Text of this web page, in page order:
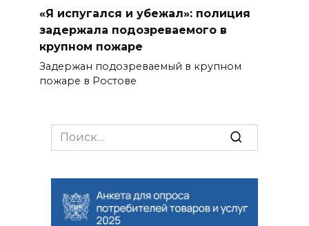
«Я испугался и убежал»: полиция
задержала подозреваемого в
крупном пожаре
Задержан подозреваемый в крупном
пожаре в Ростове
Search
for: